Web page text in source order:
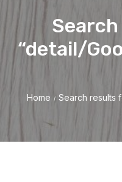
“detail/
Home / Search results